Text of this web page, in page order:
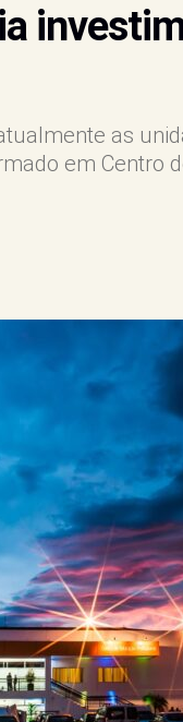
as
em Centro